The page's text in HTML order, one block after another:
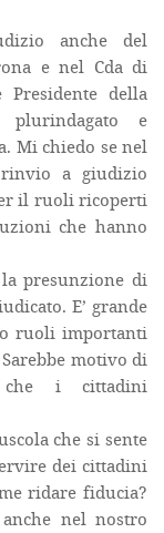
anche del
e nel Cda di
della
plurindagato e
Mi chiedo se nel
a giudizio
il ruoli ricoperti
che hanno
presunzione di
E’ grande
ruoli importanti
motivo di
i cittadini
che si sente
dei cittadini
ridare fiducia?
nel nostro